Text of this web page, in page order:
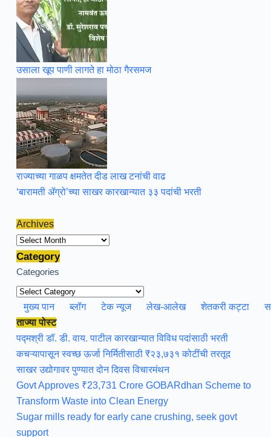
उसाला खूप पाणी लागते हा मोठा गैरसमज
राज्याच्या गाळप क्षमतेत दीड लाख टनांची वाढ
‘बारामती ॲग्रो’च्या साखर कारखान्यात ३३ पदांची भरती
Archives
Archives
Category
Categories
मुख्य पान ब्लॉग टेक न्यूज लेख-आलेख शेतकरी कट्टा
ताज्या पोस्ट
पद्मश्री डॉ. डी. वाय. पाटील कारखान्यात विविध पदांसाठी भरती
कचऱ्यापासून स्वच्छ ऊर्जा निर्मितीसाठी ₹२३,७३१ कोटींची तरतूद
साखर उद्योगावर पुण्यात दोन दिवस विचारमंथन
Govt Approves ₹23,731 Crore GOBARdhan Scheme to
Transform Waste into Clean Energy
Sugar mills ready for early cane crushing, seek govt
support